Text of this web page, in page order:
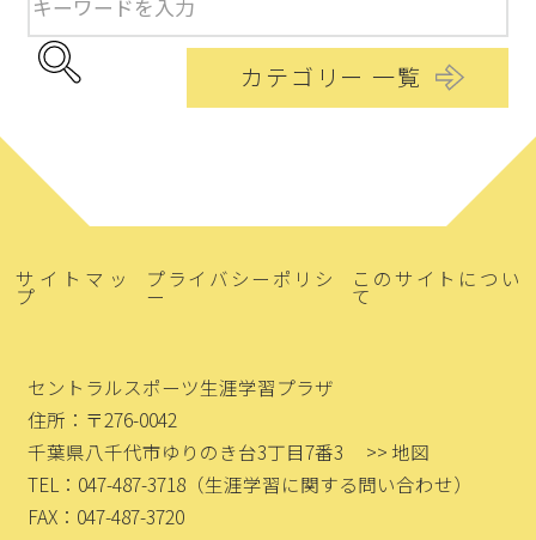
カテゴリー 一覧
サイトマッ
プ
プライバシーポリシ
ー
このサイトについ
て
セントラルスポーツ生涯学習プラザ
住所：〒276-0042
千葉県八千代市ゆりのき台3丁目7番3
>> 地図
TEL：047-487-3718 （生涯学習に関する問い合わせ）
FAX：047-487-3720